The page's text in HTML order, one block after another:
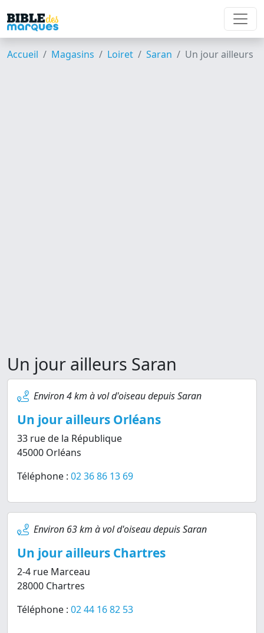
Accueil Magasins Loiret Saran Un jour ailleurs
Un jour ailleurs Saran
Environ 4 km à vol d'oiseau depuis Saran
Un jour ailleurs Orléans
33 rue de la République
45000 Orléans
Téléphone : 02 36 86 13 69
Environ 63 km à vol d'oiseau depuis Saran
Un jour ailleurs Chartres
2-4 rue Marceau
28000 Chartres
Téléphone : 02 44 16 82 53